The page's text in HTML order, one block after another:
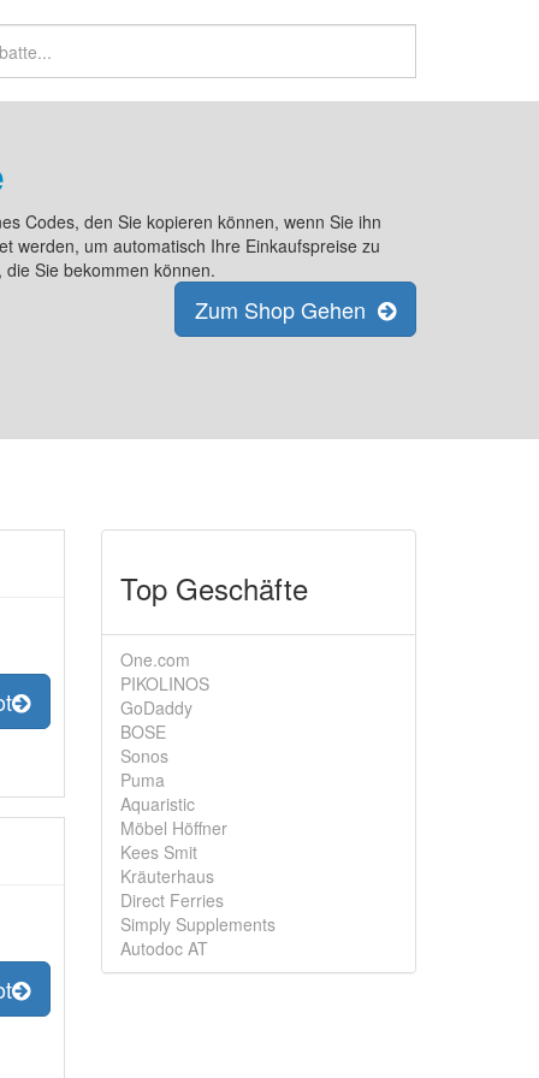
Codes, den Sie kopieren können, wenn Sie ihn
werden, um automatisch Ihre Einkaufspreise zu
Sie bekommen können.
Zum Shop Gehen
Top Geschäfte
One.com
PIKOLINOS
GoDaddy
BOSE
Sonos
Puma
Aquaristic
Möbel Höffner
Kees Smit
Kräuterhaus
Direct Ferries
Simply Supplements
Autodoc AT